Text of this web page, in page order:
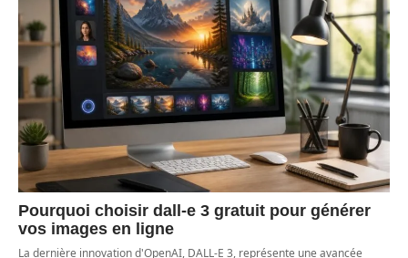
Pourquoi choisir dall-e 3 gratuit pour générer
vos images en ligne
La dernière innovation d'OpenAI, DALL-E 3, représente une avancée